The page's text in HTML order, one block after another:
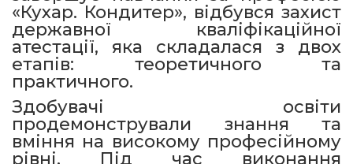
«Кухар. Кондитер», відбувся захист
державної кваліфікаційної
атестації, яка складалася з двох
етапів: теоретичного та
практичного.
Здобувачі освіти
продемонстрували знання та
вміння на високому професійному
рівні. Під час виконання